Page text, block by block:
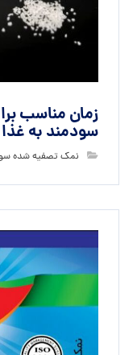
زمان مناسب
سودمند به غذا
نمک تصفیه شده